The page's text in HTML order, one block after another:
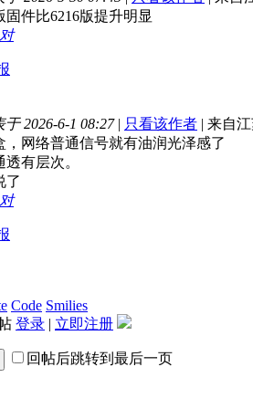
于 2026-6-1 08:27 | 只看该作者 | 来自
，网络普通信号就有油润光泽感了
有层次。
了
Code Smilies
登录 | 立即注册
回帖后跳转到最后一页